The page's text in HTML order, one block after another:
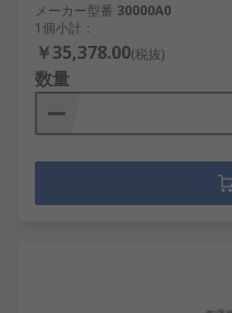
メーカー型番 30000A0
1個小計：
￥35,378.00(税抜)
数量